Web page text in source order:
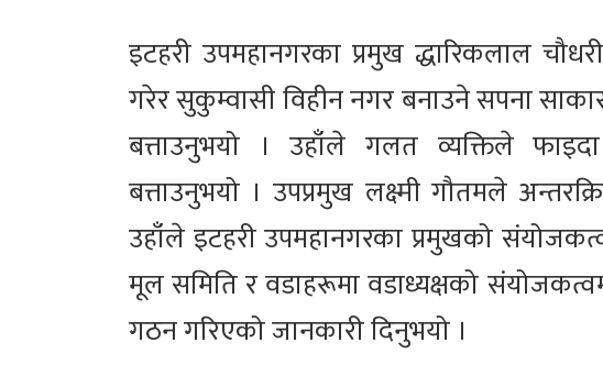
इटहरी उपमहानगरका प्रमुख द्धारिकलाल
गरेर सुकुम्वासी विहीन नगर बनाउने सपना
बत्ताउनुभयो । उहाँले गलत व्यक्तिले
बत्ताउनुभयो । उपप्रमुख लक्ष्मी गौतमले
उहाँले इटहरी उपमहानगरका प्रमुखको
मूल समिति र वडाहरूमा वडाध्यक्षको
गठन गरिएको जानकारी दिनुभयो ।